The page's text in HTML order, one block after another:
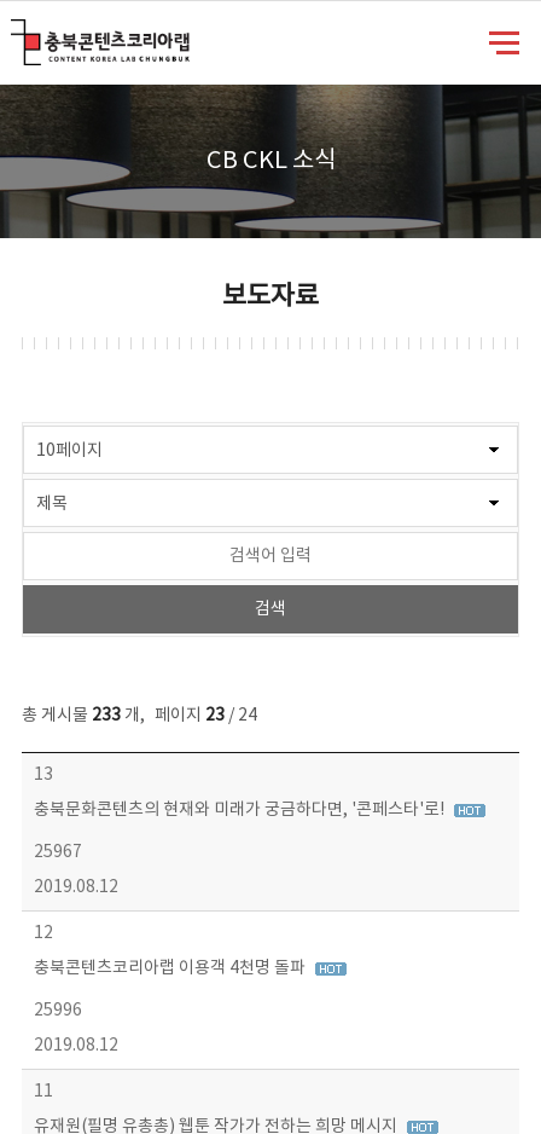
CB CKL 소식
보도자료
총 게시물 233개, 페이지 23/ 24
보도자료 목록 - 번호, 제목, 작성자, 파일, 조회수, 작성일 정보 제공
13
충북문화콘텐츠의 현재와 미래가 궁금하다면, '콘페스타'로!
25967
2019.08.12
12
충북콘텐츠코리아랩 이용객 4천명 돌파
25996
2019.08.12
11
유재원(필명 유총총) 웹툰 작가가 전하는 희망 메시지